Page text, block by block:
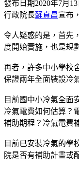
發布日期2020年7月13
行政院長蘇貞昌宣布
令人疑惑的是，首先
度開始實施，也是規
再者，許多中小學校
保證兩年全面裝設冷
目前國中小冷氣全面
冷氣電費如何估算？
補助期程？冷氣電費
目前已安裝冷氣的學
院是否有補助計畫或